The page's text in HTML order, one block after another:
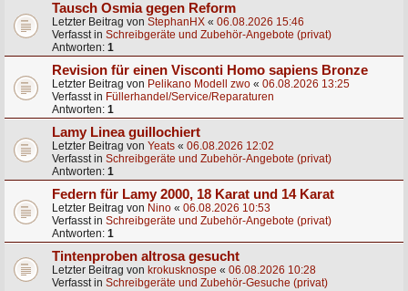
Tausch Osmia gegen Reform
Letzter Beitrag von StephanHX « 06.08.2026 15:46
Verfasst in Schreibgeräte und Zubehör-Angebote (privat)
Antworten: 1
Revision für einen Visconti Homo sapiens Bronze
Letzter Beitrag von Pelikano Modell zwo « 06.08.2026 13:25
Verfasst in Füllerhandel/Service/Reparaturen
Antworten: 1
Lamy Linea guillochiert
Letzter Beitrag von Yeats « 06.08.2026 12:02
Verfasst in Schreibgeräte und Zubehör-Angebote (privat)
Antworten: 1
Federn für Lamy 2000, 18 Karat und 14 Karat
Letzter Beitrag von Nino « 06.08.2026 10:53
Verfasst in Schreibgeräte und Zubehör-Angebote (privat)
Antworten: 1
Tintenproben altrosa gesucht
Letzter Beitrag von krokusknospe « 06.08.2026 10:28
Verfasst in Schreibgeräte und Zubehör-Gesuche (privat)